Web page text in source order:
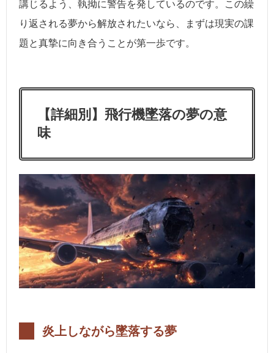
講じるよう、執拗に警告を発しているのです。この繰
り返される夢から解放されたいなら、まずは現実の課
題と真摯に向き合うことが第一歩です。
【詳細別】飛行機墜落の夢の意
味
炎上しながら墜落する夢